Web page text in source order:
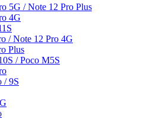
5G / Note 12 Pro Plus
4G
/ Note 12 Pro 4G
Plus
/ Poco M5S
/ 9S